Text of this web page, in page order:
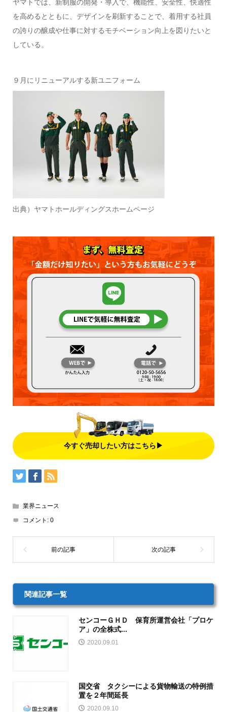
ヤマトでは、新制服の開発・導入で、機能性、安全性、快適性
を高めるとともに、デザインを刷新することで、着用する社員
の誇りの醸成や仕事に対するモチベーション向上を図りたいと
している。
９月にリニューアルする新ユニフォーム
出典）ヤマトホールディングスホームページ
今すぐ売却したい方はこちら▶
業界ニュース
コメント: 0
関連記事一覧
センコーＧＨＤ 保育所運営会社「プロケ
ア」の全株式...
2020.09.01
国交省 タクシーによる貨物輸送の特例措
置を２年間延長
2020.09.10